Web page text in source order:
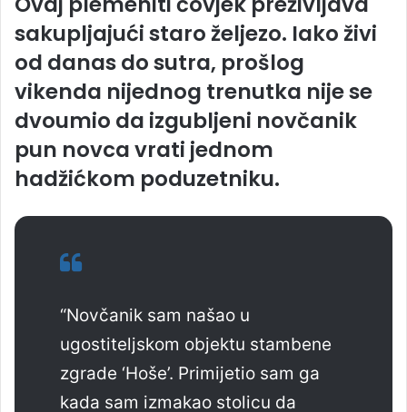
sakupljajući staro željezo. Iako živi
od danas do sutra, prošlog
vikenda nijednog trenutka nije se
dvoumio da izgubljeni novčanik
pun novca vrati jednom
hadžićkom poduzetniku.
“Novčanik sam našao u
ugostiteljskom objektu stambene
zgrade ‘Hoše’. Primijetio sam ga
kada sam izmakao stolicu da